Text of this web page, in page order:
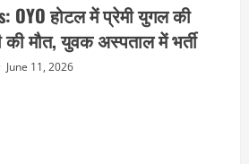
OYO होटल में प्रेमी युगल की
की मौत, युवक अस्पताल में भर्ती
June 11, 2026